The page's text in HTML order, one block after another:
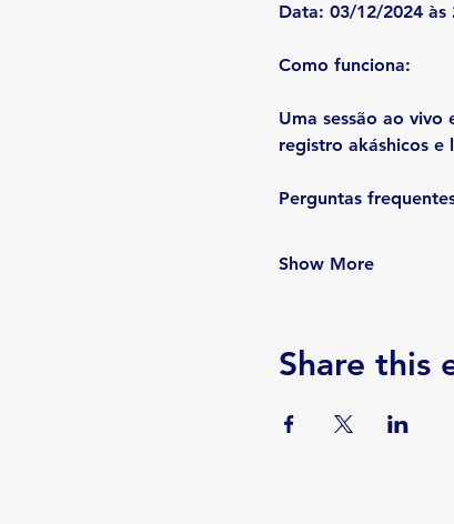
Data: 03/12/2024 às
Como funciona:
Uma sessão ao
registro akáshicos e
Perguntas
Show More
Share this